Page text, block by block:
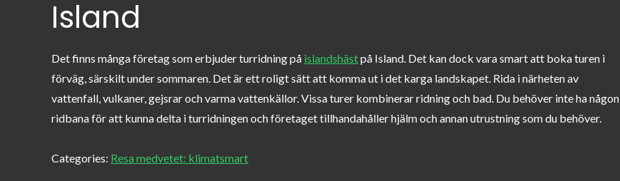
Island
Det finns många företag som erbjuder turridning på islandshästpå Island. Det kan dock vara smart att boka turen i
förväg, särskilt under sommaren. Det är ett roligt sätt att komma ut i det karga landskapet. Rida i närheten av
vattenfall, vulkaner, gejsrar och varma vattenkällor. Vissa turer kombinerar ridning och bad. Du behöver inte ha någon
ridbana för att kunna delta i turridningen och företaget tillhandahåller hjälm och annan utrustning som du behöver.
Categories: Resa medvetet: klimatsmart